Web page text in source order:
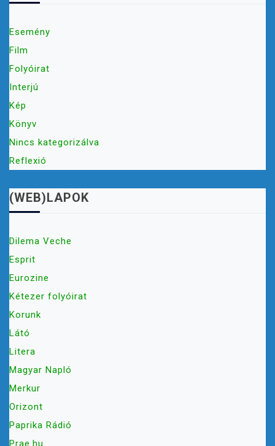
Esemény
Film
Folyóirat
Interjú
Kép
Könyv
Nincs kategorizálva
Reflexió
(WEB)LAPOK
Dilema Veche
Esprit
Eurozine
Kétezer folyóirat
Korunk
Látó
Litera
Magyar Napló
Merkur
Orizont
Paprika Rádió
Prae.hu